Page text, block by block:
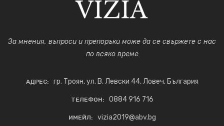
За мнения, въпроси и препоръки може да се свържете с нас
по всяко време
АДРЕС: гр. Троян, ул. В. Левски 44, Ловеч, България
ТЕЛЕФОН: 0884 916 716
ИМЕЙЛ: vizia2019@abv.bg